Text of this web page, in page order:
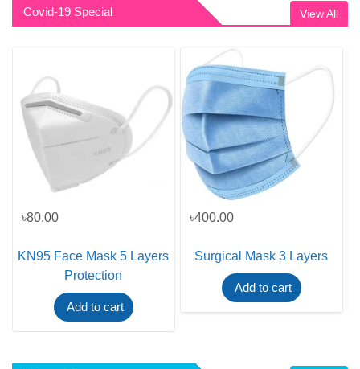
Covid-19 Special View All
৳80.00
KN95 Face Mask 5 Layers
Protection
Add to cart
৳400.00
Surgical Mask 3 Layers
Add to cart